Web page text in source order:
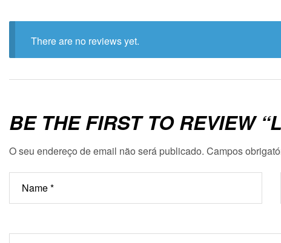
There are no reviews yet.
BE THE FIRST TO REVIEW
O seu endereço de email não será publicado. Campos